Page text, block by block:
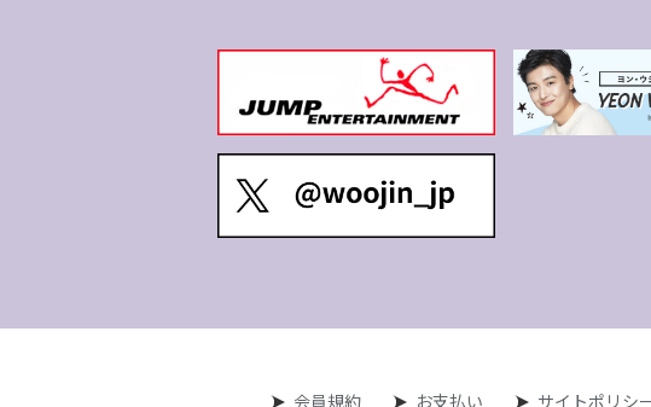
会員規約 お支払い サイトポリシ